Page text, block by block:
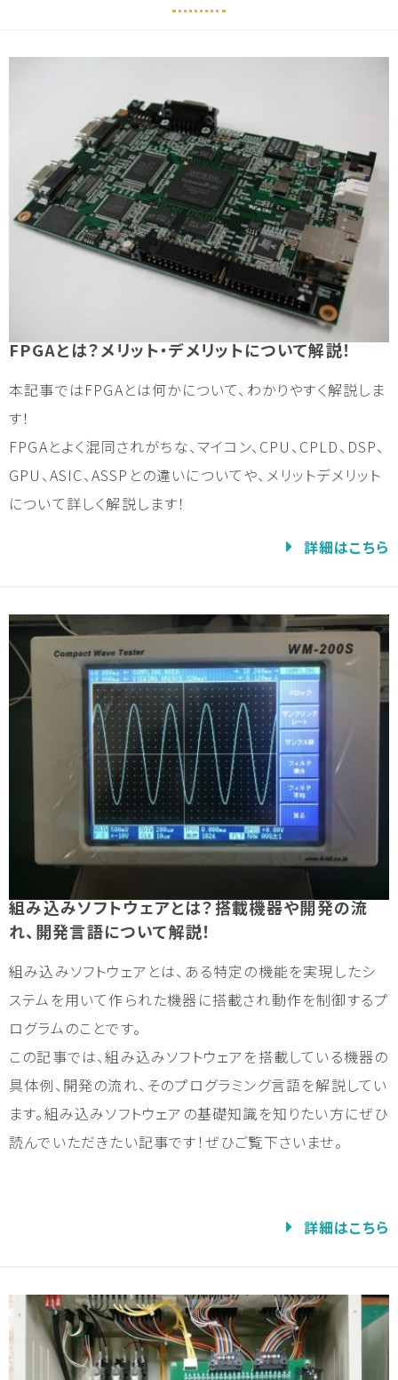
FPGAとは？メリット・デメリットについて解説！
本記事ではFPGAとは何かについて、わかりやすく解説しま
す！
FPGAとよく混同されがちな、マイコン、CPU、CPLD、DSP、
GPU、ASIC、ASSPとの違いについてや、メリットデメリット
について詳しく解説します！
詳細はこちら
組み込みソフトウェアとは？搭載機器や開発の流
れ、開発言語について解説！
組み込みソフトウェアとは、ある特定の機能を実現したシ
ステムを用いて作られた機器に搭載され動作を制御するプ
ログラムのことです。
この記事では、組み込みソフトウェアを搭載している機器の
具体例、開発の流れ、そのプログラミング言語を解説してい
ます。組み込みソフトウェアの基礎知識を知りたい方にぜひ
読んでいただきたい記事です！ぜひご覧下さいませ。
詳細はこちら